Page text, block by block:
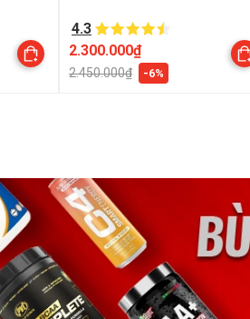
4.3
2.300.000₫
2.450.000₫ -6%